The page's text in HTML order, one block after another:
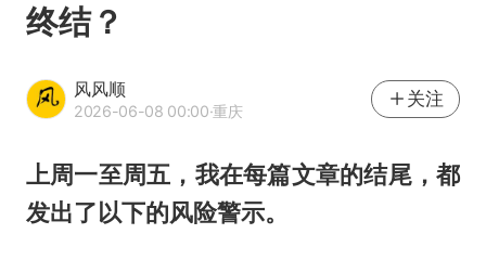
终结？
风风顺
2026-06-08 00:00·重庆
关注
上周一至周五，我在每篇文章的结尾，都
发出了以下的风险警示。